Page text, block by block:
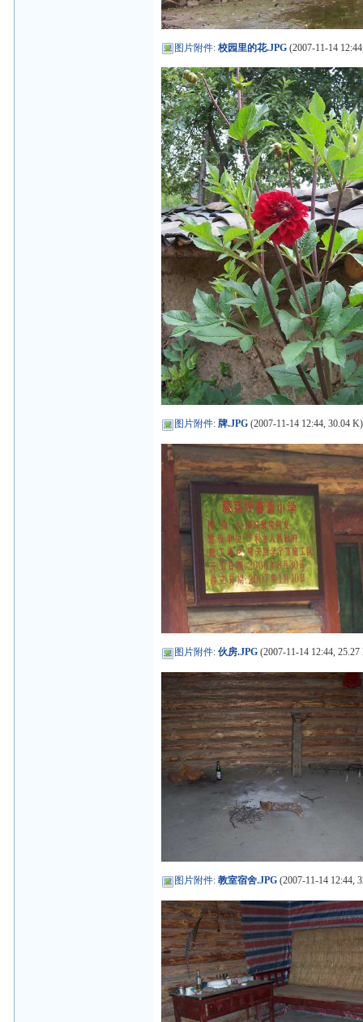
图片附件:校园里的花.JPG (2007-11-14
图片附件:牌.JPG (2007-11-14 12:44, 30.04 K)
图片附件:伙房.JPG (2007-11-14 12:44,
图片附件:教室宿舍.JPG (2007-11-14 12:44,